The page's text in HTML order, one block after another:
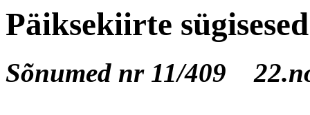
Päiksekiirte
Sõnumed nr 11/409